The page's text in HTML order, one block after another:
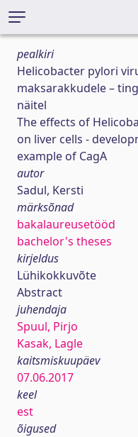
pealkiri
Helicobacter pylori
maksarakkudele –
näitel
The effects of
on liver cells -
example of CagA
autor
Sadul, Kersti
märksõnad
bakalaureusetööd
bachelor's theses
kirjeldus
Lühikokkuvõte
Abstract
juhendaja
Spuul, Pirjo
Kasak, Lagle
kaitsmiskuupäev
07.06.2017
keel
est
õigused